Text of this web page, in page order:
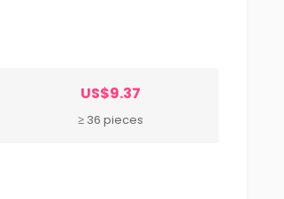
US$9.37
≥ 36 pieces